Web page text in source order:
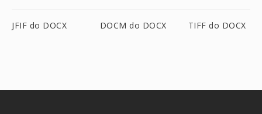
JFIF do DOCX DOCM do DOCX TIFF do DOCX